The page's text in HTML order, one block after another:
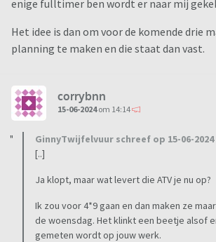
enige fulltimer ben wordt er naar mij
Het idee is dan om voor de komende drie
planning te maken en die staat dan vast.
corrybnn
15-06-2024om 14:14
GinnyTwijfelvuur schreef op 15-06-2024
[..]
Ja klopt, maar wat levert die ATV je nu op?
Ik zou voor 4*9 gaan en dan maken ze
de woensdag. Het klinkt een beetje alsof
gemeten wordt op jouw werk.